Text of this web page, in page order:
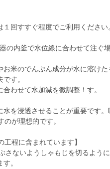
回すすぐ程度でご利用ください
の内釜で水位線に合わせて注ぐ
米のでんぷん成分が水に溶けた
す。
わせて水加減を微調整！す。
を浸透させることが重要です。
が理想的です。
工程に含まれています】
さないようしゃもじを切るよう
。